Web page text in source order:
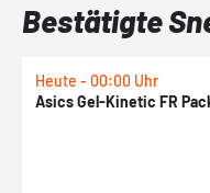
Bestätigte
Heute - 00:00 Uhr
Asics Gel-Kinetic FR